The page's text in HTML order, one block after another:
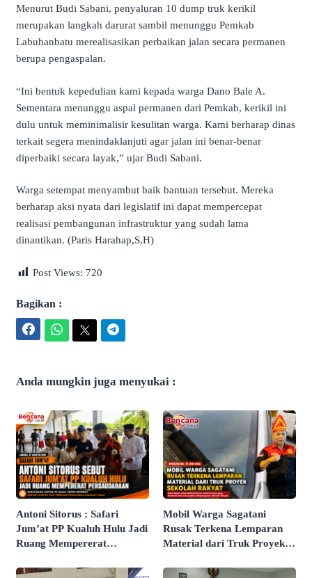
Menurut Budi Sabani, penyaluran 10 dump truk kerikil
merupakan langkah darurat sambil menunggu Pemkab
Labuhanbatu merealisasikan perbaikan jalan secara permanen
berupa pengaspalan.
“Ini bentuk kepedulian kami kepada warga Dano Bale A.
Sementara menunggu aspal permanen dari Pemkab, kerikil ini
dulu untuk meminimalisir kesulitan warga. Kami berharap dinas
terkait segera menindaklanjuti agar jalan ini benar-benar
diperbaiki secara layak,” ujar Budi Sabani.
Warga setempat menyambut baik bantuan tersebut. Mereka
berharap aksi nyata dari legislatif ini dapat mempercepat
realisasi pembangunan infrastruktur yang sudah lama
dinantikan. (Paris Harahap,S,H)
Post Views: 720
Bagikan :
Anda mungkin juga menyukai :
Antoni Sitorus : Safari
Jum’at PP Kualuh Hulu Jadi
Ruang Mempererat
Mobil Warga Sagatani
Rusak Terkena Lemparan
Material dari Truk Proyek